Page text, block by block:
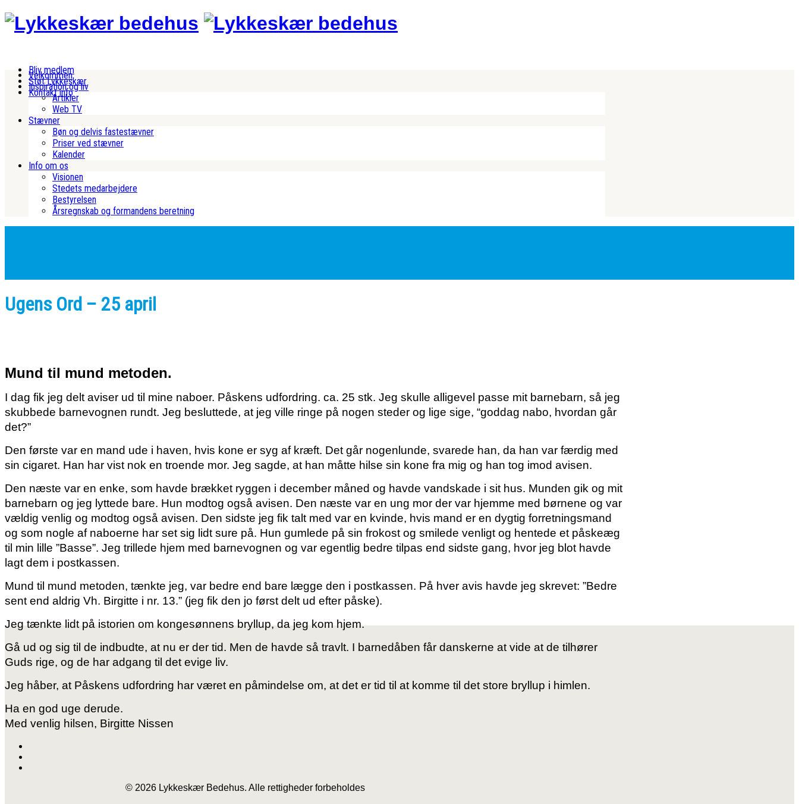
Bliv medlem
Støt Lykkeskær
Kontakt info
Velkommen
Inspiration og liv
Artikler
Web TV
Stævner
Bøn og delvis fastestævner
Priser ved stævner
Kalender
Info om os
Visionen
Stedets medarbejdere
Bestyrelsen
Årsregnskab og formandens beretning
Ugens Ord – 25 april
Mund til mund metoden.
I dag fik jeg delt aviser ud til mine naboer. Påskens udfordring. ca. 25 stk. Jeg skulle alligevel passe mit barnebarn, så jeg
skubbede barnevognen rundt. Jeg besluttede, at jeg ville ringe på nogen steder og lige sige, “goddag nabo, hvordan går
det?”
Den første var en mand ude i haven, hvis kone er syg af kræft. Det går nogenlunde, svarede han, da han var færdig med
sin cigaret. Han har vist nok en troende mor. Jeg sagde, at han måtte hilse sin kone fra mig og han tog imod avisen.
Den næste var en enke, som havde brækket ryggen i december måned og havde vandskade i sit hus. Munden gik og mit
barnebarn og jeg lyttede bare. Hun modtog også avisen. Den næste var en ung mor der var hjemme med børnene og var
vældig venlig og modtog også avisen. Den sidste jeg fik talt med var en kvinde, hvis mand er en dygtig forretningsmand
og som nogle af naboerne har set sig lidt sure på. Hun gumlede på sin frokost og smilede venligt og hentede et påskeæg
til min lille ”Basse”. Jeg trillede hjem med barnevognen og var egentlig bedre tilpas end sidste gang, hvor jeg blot havde
lagt dem i postkassen.
Mund til mund metoden, tænkte jeg, var bedre end bare lægge den i postkassen. På hver avis havde jeg skrevet: ”Bedre
sent end aldrig Vh. Birgitte i nr. 13.” (jeg fik den jo først delt ud efter påske).
Jeg tænkte lidt på istorien om kongesønnens bryllup, da jeg kom hjem.
Gå ud og sig til de indbudte, at nu er der tid. Men de havde så travlt. I barnedåben får danskerne at vide at de tilhører
Guds rige, og de har adgang til det evige liv.
Jeg håber, at Påskens udfordring har været en påmindelse om, at det er tid til at komme til det store bryllup i himlen.
Ha en god uge derude.
Med venlig hilsen, Birgitte Nissen
© 2026 Lykkeskær Bedehus. Alle rettigheder forbeholdes